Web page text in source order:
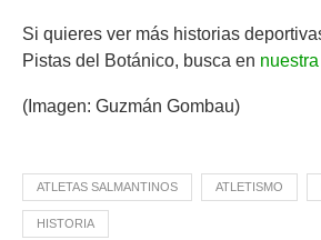
Si quieres ver más historias
Pistas del Botánico, busca en
(Imagen: Guzmán Gombau)
ATLETAS SALMANTINOS ATLETISMO
HISTORIA